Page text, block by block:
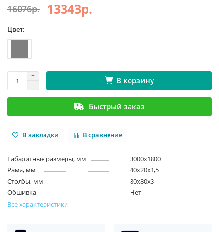
16076р. 13343р.
Цвет:
В корзину
Быстрый заказ
В закладки В сравнение
Габаритные размеры, мм
3000х1800
Рама, мм
40х20х1,5
Столбы, мм
80х80х3
Обшивка
Нет
Все характеристики